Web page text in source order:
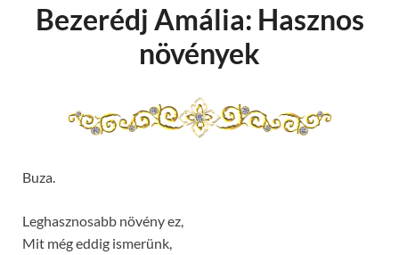
Bezerédj Amália: Hasznos
növények
Buza.
Leghasznosabb növény ez,
Mit még eddig ismerünk,